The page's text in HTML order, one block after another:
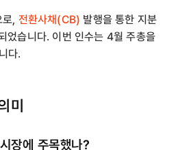
, 전환사채(CB) 발행을 통한 지분
었습니다. 이번 인수는 4월 주총을
다.
미
장에 주목했나?